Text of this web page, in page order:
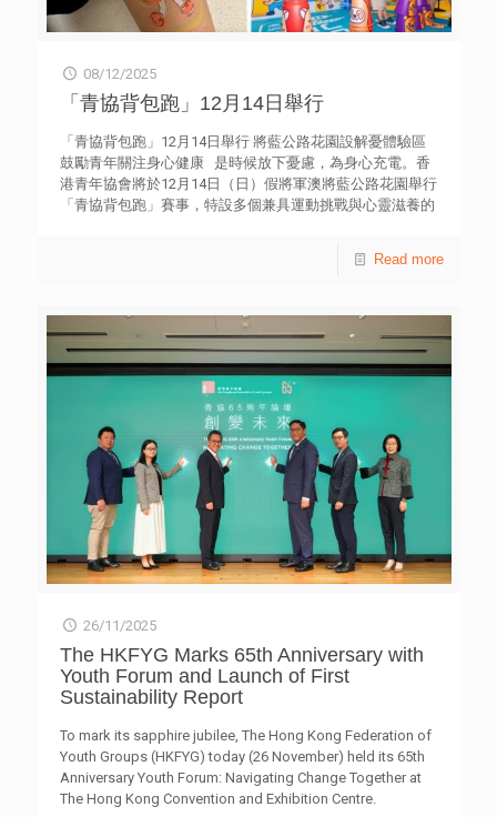
08/12/2025
「青協背包跑」12月14日舉行
「青協背包跑」12月14日舉行 將藍公路花園設解憂體驗區
鼓勵青年關注身心健康 是時候放下憂慮，為身心充電。香
港青年協會將於12月14日（日）假將軍澳將藍公路花園舉行
「青協背包跑」賽事，特設多個兼具運動挑戰與心靈滋養的
鬆身心，暫忘煩憂，會場提供多元且極具特色的解憂體驗
將特製塑膠杯按特定順序向上堆疊，再迅速收回。過程中杯
子若掉落，必須重新整理才能繼續挑戰，展現極速「疊杯」
技巧。 香氣聊癒所 覺察自己的情緒和身心狀態，探索各種
香味。參加者透過挑選喜歡的味道和鼓勵字句，創作專屬的
香氛吊牌，讓香氣陪伴日常，為心靈補充能量。 押花書籤
製作 進入療癒的手作時光，親手製作獨一無二的押花書籤。
參加者可以按個人喜好，挑選書籤形狀、乾花素材和顏色配
搭，在創作過程中感受手作的美好與寧靜。 現場還有各式
各樣的體驗和運動項目，包括深受歡迎的匹克球、臉部彩
繪、擲彩虹、扭氣球、猜歌謎，以及透過模擬體驗認識社會
處方等，並有適合「打卡」的拍照專區及廣東歌Busking表
演，以音樂療癒心靈。 參加者憑入場派發的互動卡可扭蛋
（減壓鍵盤匙扣）乙次及換領飲品乙枝。集齊4枚背包仔蓋
歌單。禮物數量有限，換完即止。 同場舉辦的「青協背包
跑」，以「踏出第一步，展現你態度」為主題，鼓勵青年勇
於嘗試，勇敢迎接每一個挑戰，並透過跑步傳遞正向能量，
為青協的全健服務籌募善款，推動青少年身心健康發展。
「青協背包跑2025」解憂體驗區詳情 日期： 2025年12月14
日（星期日） 時間： 將軍澳將藍公路花園 地點： 上午9時
30分至下午4時正 內容： 多個主題體驗及減壓活動，涵蓋運
動、手作、音樂及彩繪等不同類型；「打卡」拍照專區；廣
東歌Busking表演。 費用： 全免 詳情：
Read more
26/11/2025
The HKFYG Marks 65th Anniversary with
Youth Forum and Launch of First
Sustainability Report
To mark its sapphire jubilee, The Hong Kong Federation of
Youth Groups (HKFYG) today (26 November) held its 65th
Anniversary Youth Forum: Navigating Change Together at
The Hong Kong Convention and Exhibition Centre.